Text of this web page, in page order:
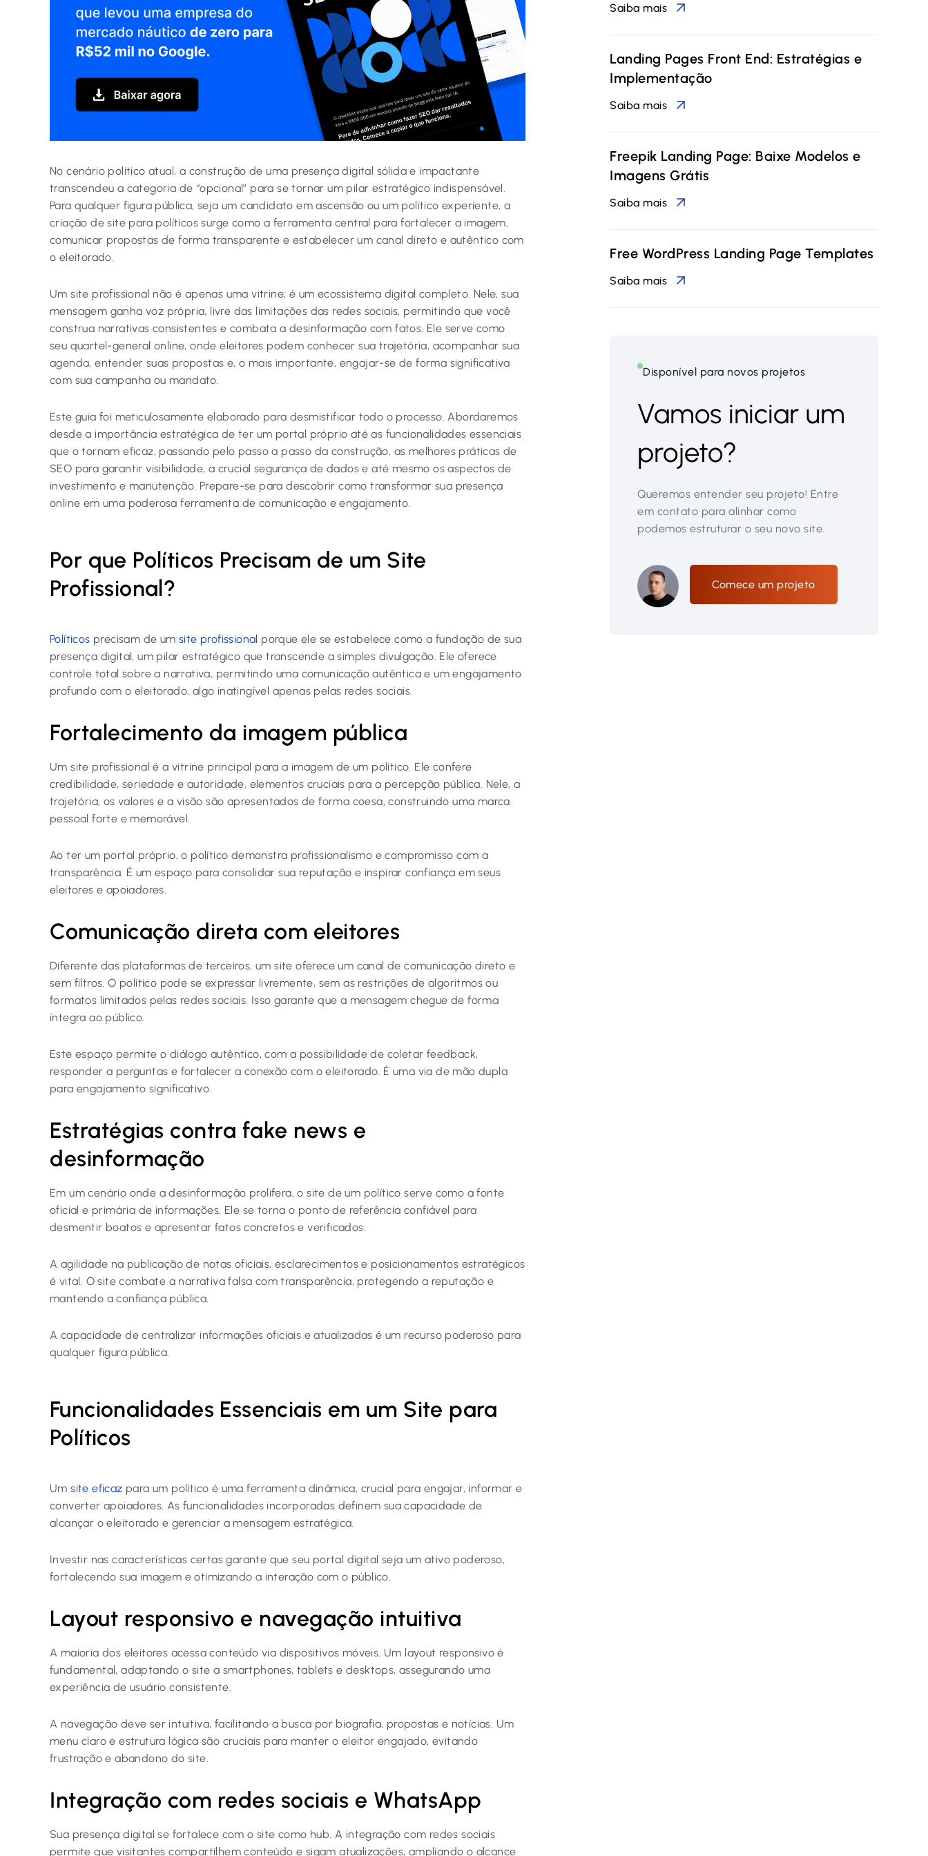
No cenário político atual, a construção de uma presença digital sólida e impactante
transcendeu a categoria de “opcional” para se tornar um pilar estratégico indispensável.
Para qualquer figura pública, seja um candidato em ascensão ou um político experiente, a
criação de site para políticos surge como a ferramenta central para fortalecer a imagem,
comunicar propostas de forma transparente e estabelecer um canal direto e autêntico com
o eleitorado.
Um site profissional não é apenas uma vitrine; é um ecossistema digital completo. Nele, sua
mensagem ganha voz própria, livre das limitações das redes sociais, permitindo que você
construa narrativas consistentes e combata a desinformação com fatos. Ele serve como
seu quartel-general online, onde eleitores podem conhecer sua trajetória, acompanhar sua
agenda, entender suas propostas e, o mais importante, engajar-se de forma significativa
com sua campanha ou mandato.
Este guia foi meticulosamente elaborado para desmistificar todo o processo. Abordaremos
desde a importância estratégica de ter um portal próprio até as funcionalidades essenciais
que o tornam eficaz, passando pelo passo a passo da construção, as melhores práticas de
SEO para garantir visibilidade, a crucial segurança de dados e até mesmo os aspectos de
investimento e manutenção. Prepare-se para descobrir como transformar sua presença
online em uma poderosa ferramenta de comunicação e engajamento.
Por que Políticos Precisam de um Site
Profissional?
Políticos precisam de umsite profissional porque ele se estabelece como a fundação de sua
presença digital, um pilar estratégico que transcende a simples divulgação. Ele oferece
controle total sobre a narrativa, permitindo uma comunicação autêntica e um engajamento
profundo com o eleitorado, algo inatingível apenas pelas redes sociais.
Fortalecimento da imagem pública
Um site profissional é a vitrine principal para a imagem de um político. Ele confere
credibilidade, seriedade e autoridade, elementos cruciais para a percepção pública. Nele, a
trajetória, os valores e a visão são apresentados de forma coesa, construindo uma marca
pessoal forte e memorável.
Ao ter um portal próprio, o político demonstra profissionalismo e compromisso com a
transparência. É um espaço para consolidar sua reputação e inspirar confiança em seus
eleitores e apoiadores.
Comunicação direta com eleitores
Diferente das plataformas de terceiros, um site oferece um canal de comunicação direto e
sem filtros. O político pode se expressar livremente, sem as restrições de algoritmos ou
formatos limitados pelas redes sociais. Isso garante que a mensagem chegue de forma
íntegra ao público.
Este espaço permite o diálogo autêntico, com a possibilidade de coletar feedback,
responder a perguntas e fortalecer a conexão com o eleitorado. É uma via de mão dupla
para engajamento significativo.
Estratégias contra fake news e
desinformação
Em um cenário onde a desinformação prolifera, o site de um político serve como a fonte
oficial e primária de informações. Ele se torna o ponto de referência confiável para
desmentir boatos e apresentar fatos concretos e verificados.
A agilidade na publicação de notas oficiais, esclarecimentos e posicionamentos estratégicos
é vital. O site combate a narrativa falsa com transparência, protegendo a reputação e
mantendo a confiança pública.
A capacidade de centralizar informações oficiais e atualizadas é um recurso poderoso para
qualquer figura pública.
Funcionalidades Essenciais em um Site para
Políticos
Umsite eficaz para um político é uma ferramenta dinâmica, crucial para engajar, informar e
converter apoiadores. As funcionalidades incorporadas definem sua capacidade de
alcançar o eleitorado e gerenciar a mensagem estratégica.
Investir nas características certas garante que seu portal digital seja um ativo poderoso,
fortalecendo sua imagem e otimizando a interação com o público.
Layout responsivo e navegação intuitiva
A maioria dos eleitores acessa conteúdo via dispositivos móveis. Um layout responsivo é
fundamental, adaptando o site a smartphones, tablets e desktops, assegurando uma
experiência de usuário consistente.
A navegação deve ser intuitiva, facilitando a busca por biografia, propostas e notícias. Um
menu claro e estrutura lógica são cruciais para manter o eleitor engajado, evitando
frustração e abandono do site.
Integração com redes sociais e WhatsApp
Sua presença digital se fortalece com o site como hub. A integração com redes sociais
permite que visitantes compartilhem conteúdo e sigam atualizações, ampliando o alcance
Saiba mais
Landing Pages Front End: Estratégias e
Implementação
Saiba mais
Freepik Landing Page: Baixe Modelos e
Imagens Grátis
Saiba mais
Free WordPress Landing Page Templates
Saiba mais
Disponível para novos projetos
Vamos iniciar um
projeto?
Queremos entender seu projeto! Entre
em contato para alinhar como
podemos estruturar o seu novo site.
Comece um projeto